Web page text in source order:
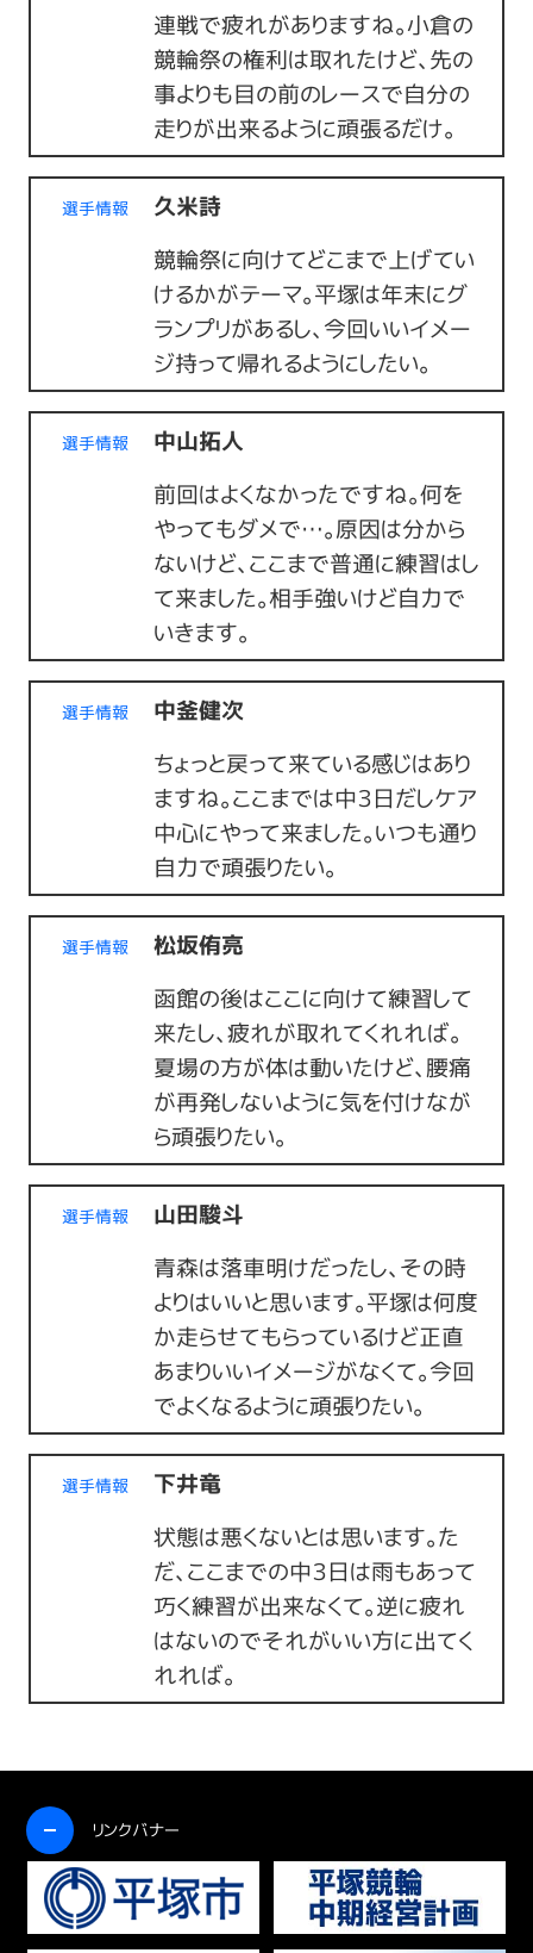
連戦で疲れがありますね。小倉の
競輪祭の権利は取れたけど、先の
事よりも目の前のレースで自分の
走りが出来るように頑張るだけ。
選手情報
久米詩
競輪祭に向けてどこまで上げてい
けるかがテーマ。平塚は年末にグ
ランプリがあるし、今回いいイメー
ジ持って帰れるようにしたい。
選手情報
中山拓人
前回はよくなかったですね。何を
やってもダメで…。原因は分から
ないけど、ここまで普通に練習はし
て来ました。相手強いけど自力で
いきます。
選手情報
中釜健次
ちょっと戻って来ている感じはあり
ますね。ここまでは中３日だしケア
中心にやって来ました。いつも通り
自力で頑張りたい。
選手情報
松坂侑亮
函館の後はここに向けて練習して
来たし、疲れが取れてくれれば。
夏場の方が体は動いたけど、腰痛
が再発しないように気を付けなが
ら頑張りたい。
選手情報
山田駿斗
青森は落車明けだったし、その時
よりはいいと思います。平塚は何度
か走らせてもらっているけど正直
あまりいいイメージがなくて。今回
でよくなるように頑張りたい。
選手情報
下井竜
状態は悪くないとは思います。た
だ、ここまでの中３日は雨もあって
巧く練習が出来なくて。逆に疲れ
はないのでそれがいい方に出てく
れれば。
リンクバナー
開く